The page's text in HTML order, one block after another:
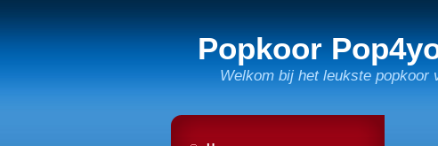
Popkoor
Welkom bij het leukste popkoor